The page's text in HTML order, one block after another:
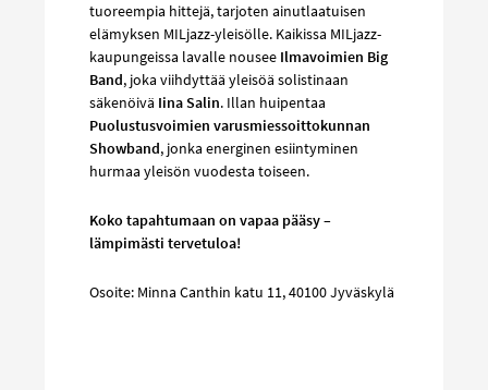
tuoreempia hittejä, tarjoten ainutlaatuisen
elämyksen MILjazz-yleisölle. Kaikissa MILjazz-
kaupungeissa lavalle nousee Ilmavoimien Big
Band, joka viihdyttää yleisöä solistinaan
säkenöivä Iina Salin. Illan huipentaa
Puolustusvoimien varusmiessoittokunnan
Showband, jonka energinen esiintyminen
hurmaa yleisön vuodesta toiseen.
Koko tapahtumaan on vapaa pääsy –
lämpimästi tervetuloa!
Osoite: Minna Canthin katu 11, 40100 Jyväskylä